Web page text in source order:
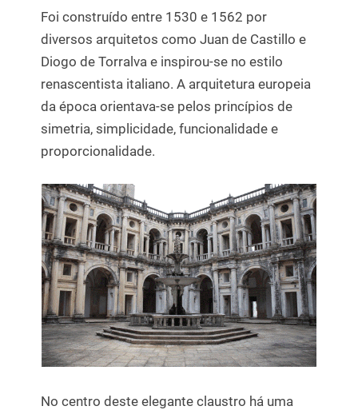
Foi construído entre 1530 e 1562 por
diversos arquitetos como Juan de Castillo e
Diogo de Torralva e inspirou-se no estilo
renascentista italiano. A arquitetura europeia
da época orientava-se pelos princípios de
simetria, simplicidade, funcionalidade e
proporcionalidade.
No centro deste elegante claustro há uma